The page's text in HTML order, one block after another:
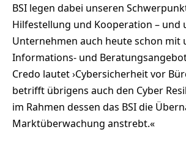
BSI legen dabei unseren
Hilfestellung und Kooperation – und
Unternehmen auch heute schon mit
Informations- und
Credo lautet ›Cybersicherheit vor
betrifft übrigens auch den Cyber
im Rahmen dessen das BSI die
Marktüberwachung anstrebt.«